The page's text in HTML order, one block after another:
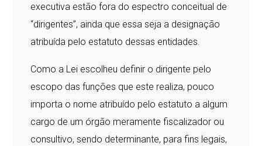
executiva estão fora do espectro conceitual de
“dirigentes”, ainda que essa seja a designação
atribuída pelo estatuto dessas entidades.
Como a Lei escolheu definir o dirigente pelo
escopo das funções que este realiza, pouco
importa o nome atribuído pelo estatuto a algum
cargo de um órgão meramente fiscalizador ou
consultivo, sendo determinante, para fins legais,